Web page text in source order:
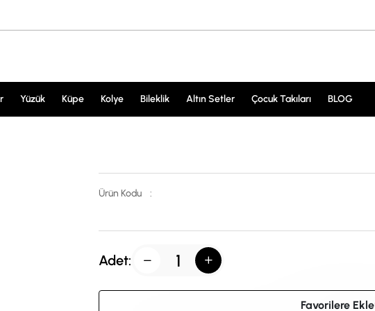
Yüzük Küpe Kolye Bileklik Altın Setler Çocuk Takıları BLOG
Ürün Kodu :
Adet:
Favorilere Ekle